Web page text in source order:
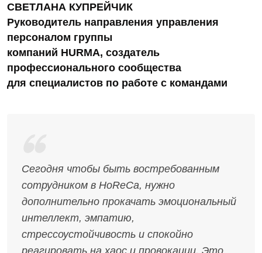
СВЕТЛАНА КУПРЕЙЧИК
Руководитель направления управления
персоналом группы
компаний HURMA, создатель
профессионального сообщества
для специалистов по работе с командами
Сегодня чтобы быть востребованным
сотрудником в HoReCa, нужно
дополнительно прокачать эмоциональный
интеллект, эмпатию,
стрессоустойчивость и спокойно
реагировать на хаос и провокации. Это